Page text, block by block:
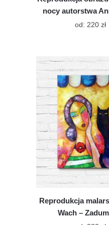
nocy autorstwa
od: 220 zł
Reprodukcja
Wach –